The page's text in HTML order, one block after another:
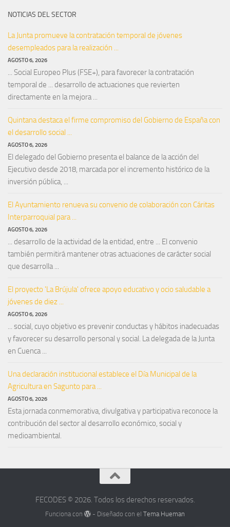
NOTICIAS DEL SECTOR
La Junta promueve la contratación temporal de jóvenes
desempleados para la realización ...
AGOSTO 6, 2026
... Social Europeo Plus (FSE+), para favorecer la contratación
temporal de ... desarrollo de actuaciones que revierten
directamente en la mejora ...
Quintana destaca el firme compromiso del Gobierno de España con
el desarrollo social ...
AGOSTO 6, 2026
El delegado del Gobierno presenta el balance de la acción del
Ejecutivo desde 2018, marcada por el incremento histórico de la
inversión pública, ...
El Ayuntamiento renueva su convenio de colaboración con Cáritas
Interparroquial para ...
AGOSTO 6, 2026
... desarrollo de la actividad de la entidad, entre ... El convenio
también permitirá mantener otras actuaciones de carácter social
que desarrolla ...
El proyecto 'La Brújula' ofrece apoyo educativo y ocio saludable a
jóvenes de diez ...
AGOSTO 6, 2026
... social, cuyo objetivo es prevenir conductas y hábitos inadecuadas
y favorecer su desarrollo personal y social. La delegada de la Junta
en Cuenca ...
Una declaración institucional establece el Día Municipal de la
Agricultura en Sagunto para ...
AGOSTO 6, 2026
Esta jornada conmemorativa, divulgativa y participativa reconoce la
contribución del sector al desarrollo económico, social y
medioambiental.
FECODES © 2026. Todos los derechos reservados.
Funciona con - Diseñado con elTema Hueman